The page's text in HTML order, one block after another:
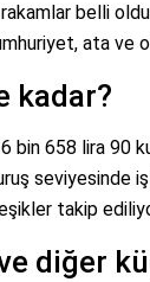
belli
ata ve
kadar?
bin 658 lira 90
seviyesinde
takip
diğer